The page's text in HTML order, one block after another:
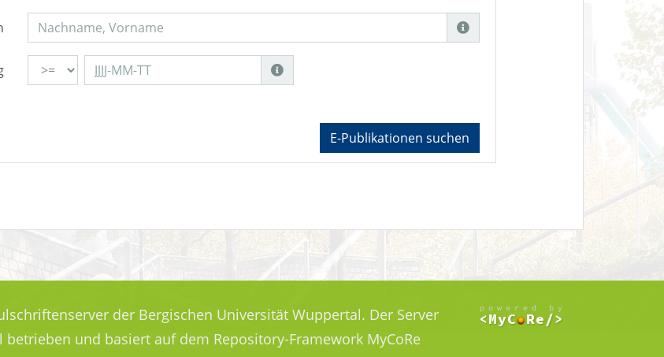
E-Publikationen suchen
der Bergischen Universität Wuppertal. Der Server
und basiert auf dem Repository-Framework MyCoRe